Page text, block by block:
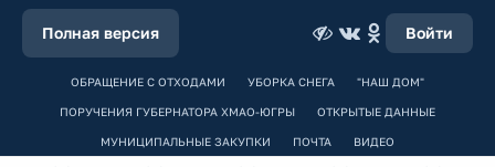
Полная версия Войти
ОБРАЩЕНИЕ С ОТХОДАМИ УБОРКА СНЕГА "НАШ ДОМ"
ПОРУЧЕНИЯ ГУБЕРНАТОРА ХМАО-ЮГРЫ ОТКРЫТЫЕ ДАННЫЕ
МУНИЦИПАЛЬНЫЕ ЗАКУПКИ ПОЧТА ВИДЕО